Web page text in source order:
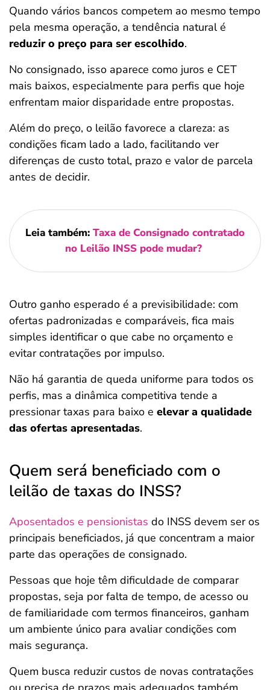
Quando vários bancos competem ao mesmo tempo
pela mesma operação, a tendência natural é
reduzir o preço para ser escolhido.
No consignado, isso aparece como juros e CET
mais baixos, especialmente para perfis que hoje
enfrentam maior disparidade entre propostas.
Além do preço, o leilão favorece a clareza: as
condições ficam lado a lado, facilitando ver
diferenças de custo total, prazo e valor de parcela
antes de decidir.
Leia também: Taxa de Consignado contratado
no Leilão INSS pode mudar?
Outro ganho esperado é a previsibilidade: com
ofertas padronizadas e comparáveis, fica mais
simples identificar o que cabe no orçamento e
evitar contratações por impulso.
Não há garantia de queda uniforme para todos os
perfis, mas a dinâmica competitiva tende a
pressionar taxas para baixo e elevar a qualidade
das ofertas apresentadas.
Quem será beneficiado com o
leilão de taxas do INSS?
Aposentados e pensionistas do INSS devem ser os
principais beneficiados, já que concentram a maior
parte das operações de consignado.
Pessoas que hoje têm dificuldade de comparar
propostas, seja por falta de tempo, de acesso ou
de familiaridade com termos financeiros, ganham
um ambiente único para avaliar condições com
mais segurança.
Quem busca reduzir custos de novas contratações